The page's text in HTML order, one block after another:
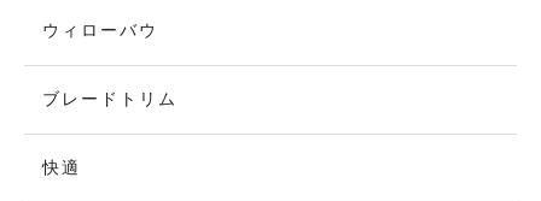
ウィローバウ
ブレードトリム
快適